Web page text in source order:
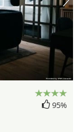
95%